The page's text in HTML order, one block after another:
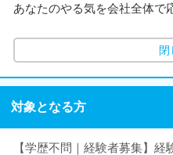
あなたのやる気を会社全体で
閉
対象となる方
【学歴不問｜経験者募集】